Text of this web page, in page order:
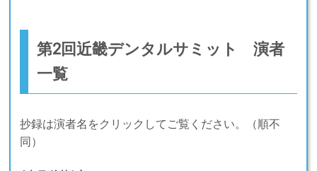
第2回近畿デンタルサミット 演者
一覧
抄録は演者名をクリックしてご覧ください。（順不
同）